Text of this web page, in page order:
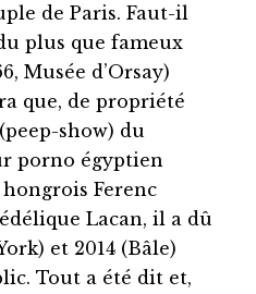
de Paris. Faut-il
plus que fameux
Musée d’Orsay)
que, de propriété
show) du
porno égyptien
Ferenc
Lacan, il a dû
et 2014 (Bâle)
Tout a été dit et,